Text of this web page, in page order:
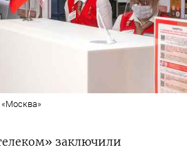
«Москва»
заключили